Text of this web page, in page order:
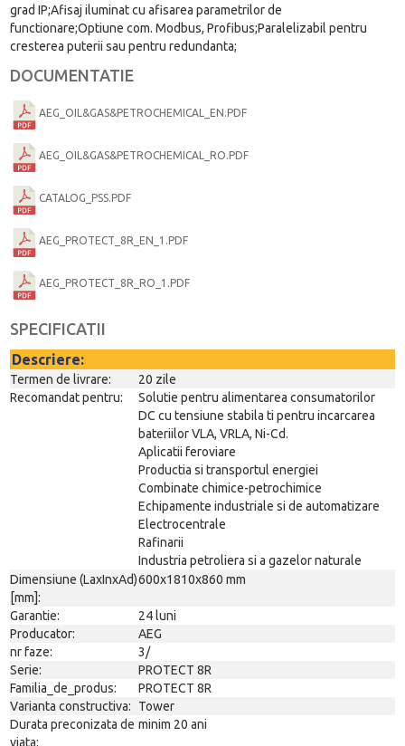
grad IP;Afisaj iluminat cu afisarea parametrilor de
functionare;Optiune com. Modbus, Profibus;Paralelizabil pentru
cresterea puterii sau pentru redundanta;
DOCUMENTATIE
AEG_OIL&GAS&PETROCHEMICAL_EN.PDF
AEG_OIL&GAS&PETROCHEMICAL_RO.PDF
CATALOG_PSS.PDF
AEG_PROTECT_8R_EN_1.PDF
AEG_PROTECT_8R_RO_1.PDF
SPECIFICATII
Descriere:
Termen de livrare:
20 zile
Recomandat pentru:
Solutie pentru alimentarea consumatorilor
DC cu tensiune stabila ti pentru incarcarea
bateriilor VLA, VRLA, Ni-Cd.
Aplicatii feroviare
Productia si transportul energiei
Combinate chimice-petrochimice
Echipamente industriale si de automatizare
Electrocentrale
Rafinarii
Industria petroliera si a gazelor naturale
Dimensiune (LaxInxAd)
[mm]:
600x1810x860 mm
Garantie:
24 luni
Producator:
AEG
nr faze:
3/
Serie:
PROTECT 8R
Familia_de_produs:
PROTECT 8R
Varianta constructiva:
Tower
Durata preconizata de
viata:
minim 20 ani